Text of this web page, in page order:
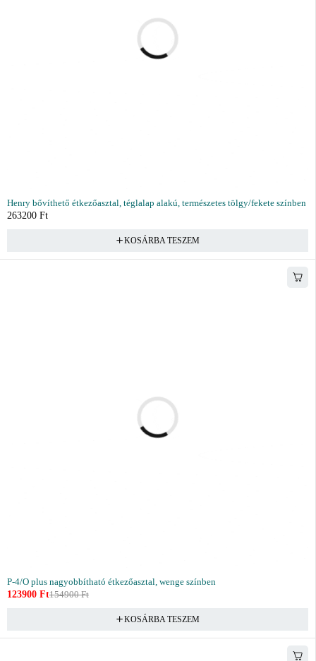
Henry bővíthető étkezőasztal, téglalap alakú, természetes tölgy/fekete színben
263200 Ft
KOSÁRBA TESZEM
P-4/O plus nagyobbítható étkezőasztal, wenge színben
154900Ft
123900 Ft
KOSÁRBA TESZEM